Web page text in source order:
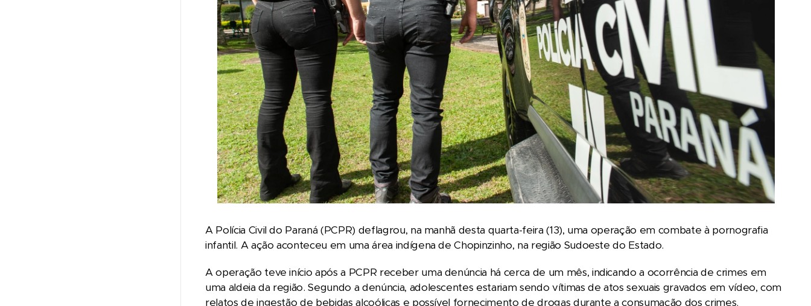
A Polícia Civil do Paraná (PCPR) deflagrou, na manhã desta quarta-feira (13), uma operação em combate à pornografia
infantil. A ação aconteceu em uma área indígena de Chopinzinho, na região Sudoeste do Estado.
A operação teve início após a PCPR receber uma denúncia há cerca de um mês, indicando a ocorrência de crimes em
uma aldeia da região. Segundo a denúncia, adolescentes estariam sendo vítimas de atos sexuais gravados em vídeo, com
relatos de ingestão de bebidas alcoólicas e possível fornecimento de drogas durante a consumação dos crimes.